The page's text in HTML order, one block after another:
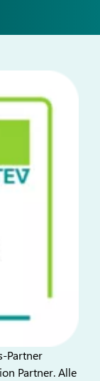
Partner
Partner. Alle